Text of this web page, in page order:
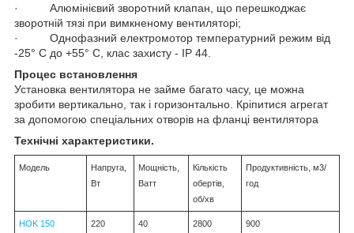
· Алюмінієвий зворотний клапан, що перешкоджає
зворотній тязі при вимкненому вентиляторі;
· Однофазний електромотор температурний режим від
-25° C до +55° C, клас захисту - IP 44.
Процес встановлення
Установка вентилятора не займе багато часу, це можна
зробити вертикально, так і горизонтально. Кріпитися агрегат
за допомогою спеціальних отворів на фланці вентилятора
Технічні характеристики.
Модель
Напруга,
Вт
Мощність,
Ватт
Кількість
обертів,
об/хв
Продуктивність, м3/
год
HOK 150 220 40 2800 900